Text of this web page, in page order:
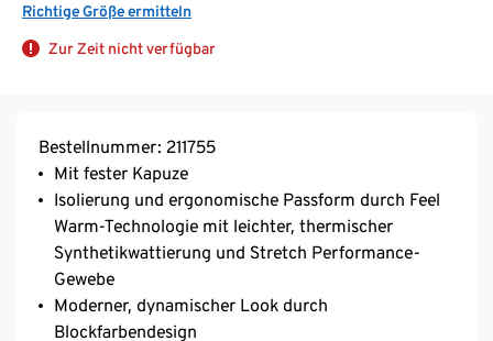
Richtige Größe ermitteln
Zur Zeit nicht verfügbar
Bestellnummer: 211755
Mit fester Kapuze
Isolierung und ergonomische Passform durch Feel
Warm-Technologie mit leichter, thermischer
Synthetikwattierung und Stretch Performance-
Gewebe
Moderner, dynamischer Look durch
Blockfarbendesign